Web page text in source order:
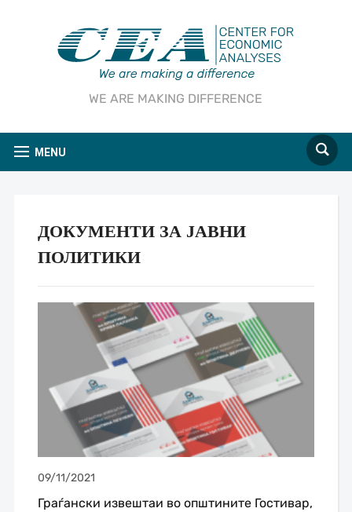
WE ARE MAKING DIFFERENCE
MENU
ДОКУМЕНТИ ЗА ЈАВНИ
ПОЛИТИКИ
09/11/2021
Граѓански извештаи во општините Гостивар,